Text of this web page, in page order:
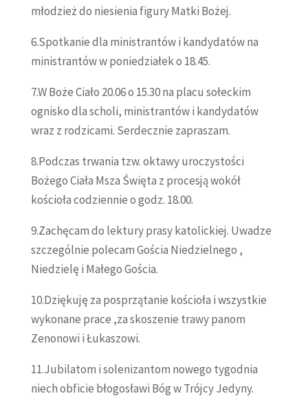
młodzież do niesienia figury Matki Bożej.
6.Spotkanie dla ministrantów i kandydatów na
ministrantów w poniedziałek o 18.45.
7.W Boże Ciało 20.06 o 15.30 na placu sołeckim
ognisko dla scholi, ministrantów i kandydatów
wraz z rodzicami. Serdecznie zapraszam.
8.Podczas trwania tzw. oktawy uroczystości
Bożego Ciała Msza Święta z procesją wokół
kościoła codziennie o godz. 18.00.
9.Zachęcam do lektury prasy katolickiej. Uwadze
szczególnie polecam Gościa Niedzielnego ,
Niedzielę i Małego Gościa.
10.Dziękuję za posprzątanie kościoła i wszystkie
wykonane prace ,za skoszenie trawy panom
Zenonowi i Łukaszowi.
11.Jubilatom i solenizantom nowego tygodnia
niech obficie błogosławi Bóg w Trójcy Jedyny.